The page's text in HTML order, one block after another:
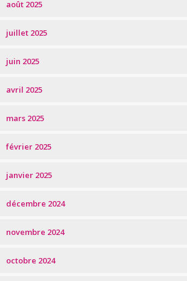
août 2025
juillet 2025
juin 2025
avril 2025
mars 2025
février 2025
janvier 2025
décembre 2024
novembre 2024
octobre 2024